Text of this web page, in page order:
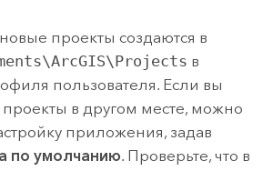
проекты создаются в
в
пользователя. Если вы
проекты в другом месте, можно
приложения, задав
по умолчанию. Проверьте, что в